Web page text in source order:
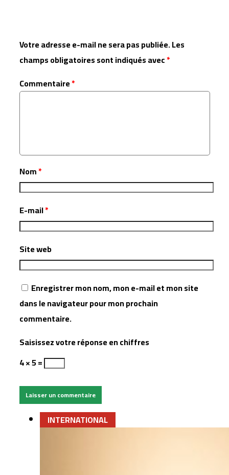
Votre adresse e-mail ne sera pas publiée.Les
champs obligatoires sont indiqués avec*
Commentaire*
Nom*
E-mail*
Site web
Enregistrer mon nom, mon e-mail et mon site
dans le navigateur pour mon prochain
commentaire.
Saisissez votre réponse en chiffres
4 × 5 =
INTERNATIONAL